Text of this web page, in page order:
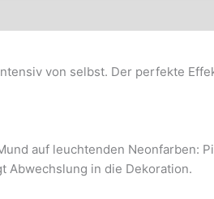
von selbst. Der perfekte
auf leuchtenden Neonfarben:
Abwechslung in die Dekoration.